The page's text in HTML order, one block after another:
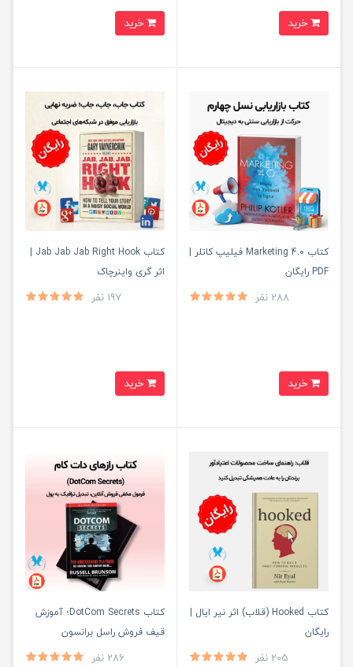
کتاب Marketing 4.0 فیلیپ کاتلر |
PDF رایگان
288 نفر
کتاب Jab Jab Jab Right Hook |
اثر گری واینرچاک
197 نفر
کتاب Hooked (قلاب) اثر نیر ایال |
رایگان
205 نفر
کتاب DotCom Secrets؛ آموزش
قیف فروش راسل برانسون
286 نفر